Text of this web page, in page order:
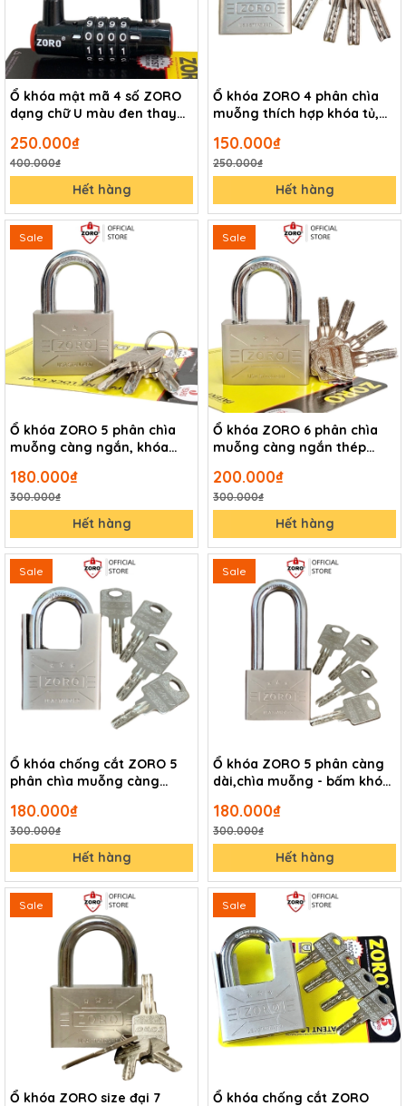
Ổ khóa mật mã 4 số ZORO
dạng chữ U màu đen thay
250.000₫
400.000₫
Hết hàng
Ổ khóa ZORO 4 phân chìa
muỗng thích hợp khóa tủ,
150.000₫
250.000₫
Hết hàng
Sale
Ổ khóa ZORO 5 phân chìa
muỗng càng ngắn, khóa
nghệ mỹ
180.000₫
300.000₫
Hết hàng
Sale
Ổ khóa ZORO 6 phân chìa
muỗng càng ngắn thép
công nghệ mỹ
200.000₫
300.000₫
Hết hàng
Sale
Ổ khóa chống cắt ZORO 5
phân chìa muỗng càng
nghệ mỹ
180.000₫
300.000₫
Hết hàng
Sale
Ổ khóa ZORO 5 phân càng
dài,chìa muỗng - bấm khóa
180.000₫
300.000₫
Hết hàng
Sale
Ổ khóa ZORO size đại 7
Sale
Ổ khóa chống cắt ZORO